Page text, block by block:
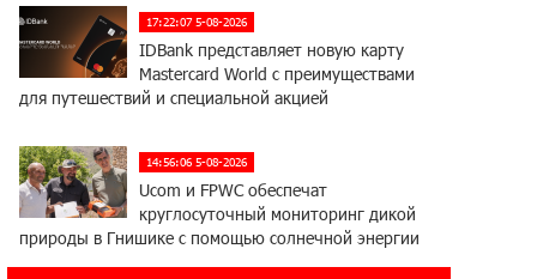
17:22:07 5-08-2026
IDBank представляет новую карту
Mastercard World с преимуществами
для путешествий и специальной акцией
14:56:06 5-08-2026
Ucom и FPWC обеспечат
круглосуточный мониторинг дикой
природы в Гнишике с помощью солнечной энергии